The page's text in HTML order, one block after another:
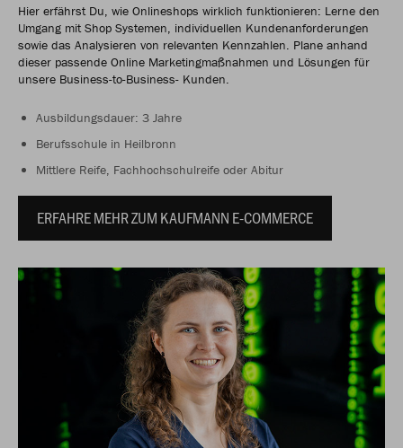
Hier erfährst Du, wie Onlineshops wirklich funktionieren: Lerne den
Umgang mit Shop Systemen, individuellen Kundenanforderungen
sowie das Analysieren von relevanten Kennzahlen. Plane anhand
dieser passende Online Marketingmaßnahmen und Lösungen für
unsere Business-to-Business- Kunden.
Ausbildungsdauer: 3 Jahre
Berufsschule in Heilbronn
Mittlere Reife, Fachhochschulreife oder Abitur
ERFAHRE MEHR ZUM KAUFMANN E-COMMERCE